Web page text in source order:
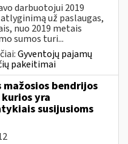
darbuotojui 2019
už paslaugas,
nuo 2019 metais
sumos turi...
Gyventojų pajamų
pakeitimai
bendrijos
yra
susijusioms